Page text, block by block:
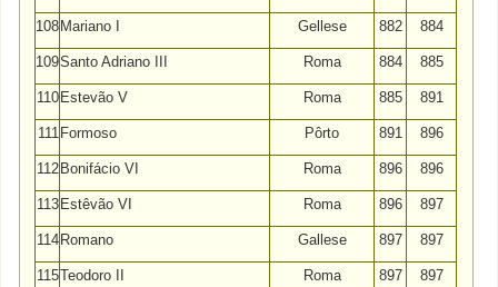
108 Mariano I Gellese 882 884
109Santo Adriano III Roma 884 885
110 Estevão V Roma 885 891
111 Formoso Pôrto 891 896
112 Bonifácio VI Roma 896 896
113 Estêvão VI Roma 896 897
114 Romano Gallese 897 897
115Teodoro II Roma 897 897